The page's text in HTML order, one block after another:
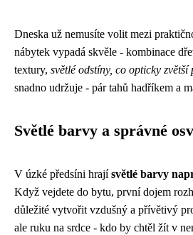
Dneska už nemusíte volit mezi
nábytek vypadá skvěle - kombinace
textury, světlé odstíny, co opticky zvětší
snadno udržuje - pár tahů hadříkem a
Světlé barvy a správné
V úzké předsíni hrajísvětlé barvy
Když vejdete do bytu, první dojem
důležité vytvořit vzdušný a přívětivý
ale ruku na srdce - kdo by chtěl žít v